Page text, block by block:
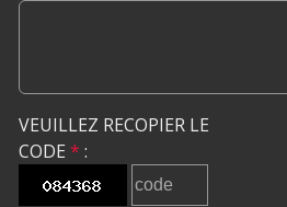
VEUILLEZ RECOPIER LE
CODE * :